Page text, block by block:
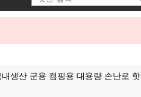
생산 군용 캠핑용 대용량 손난로 핫